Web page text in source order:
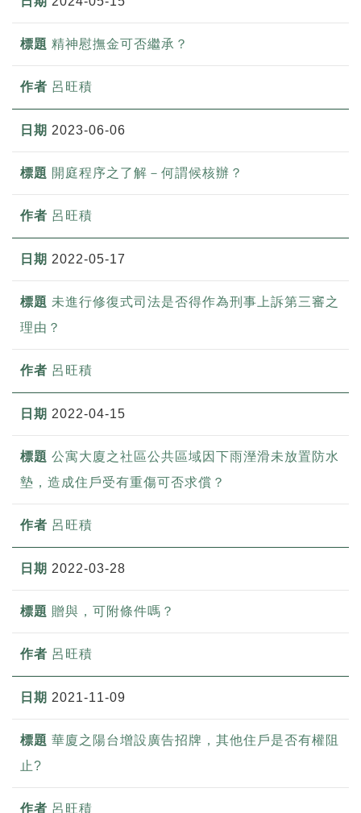
精神慰撫金可否繼承？
呂旺積
2023-06-06
開庭程序之了解－何謂候核辦？
呂旺積
2022-05-17
未進行修復式司法是否得作為刑事上訴第三審之
理由？
呂旺積
2022-04-15
公寓大廈之社區公共區域因下雨溼滑未放置防水
墊，造成住戶受有重傷可否求償？
呂旺積
2022-03-28
贈與，可附條件嗎？
呂旺積
2021-11-09
華廈之陽台增設廣告招牌，其他住戶是否有權阻
止?
呂旺積